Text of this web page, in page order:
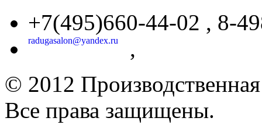
+7(495)660-44-02 , 8-
radugasalon@yandex.ru
,
© 2012
Все права защищены.